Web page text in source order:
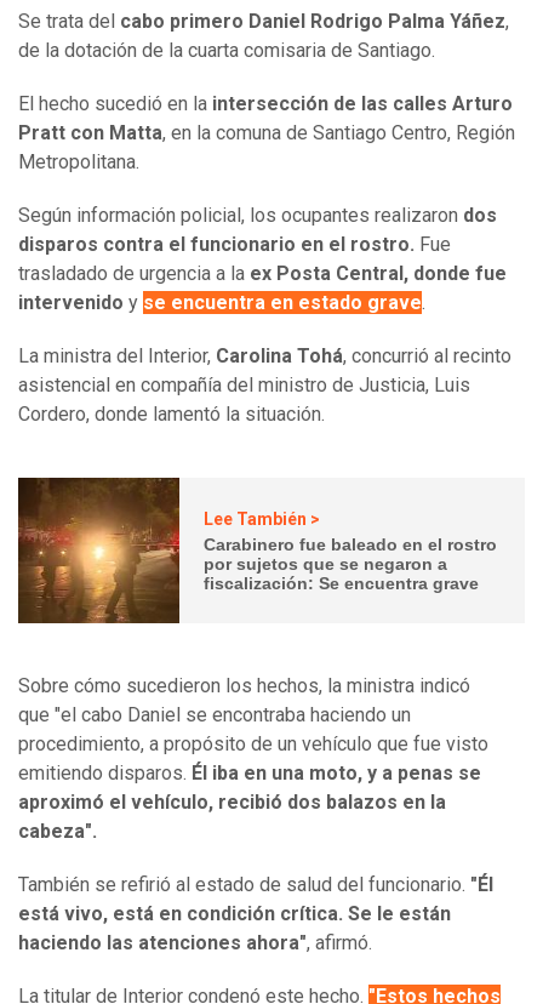
Se trata del cabo primero Daniel Rodrigo Palma Yáñez,
de la dotación de la cuarta comisaria de Santiago.
El hecho sucedió en la intersección de las calles Arturo
Pratt con Matta, en la comuna de Santiago Centro, Región
Metropolitana.
Según información policial, los ocupantes realizaron dos
disparos contra el funcionario en el rostro. Fue
trasladado de urgencia a la ex Posta Central, donde fue
intervenido y se encuentra en estado grave.
La ministra del Interior, Carolina Tohá, concurrió al recinto
asistencial en compañía del ministro de Justicia, Luis
Cordero, donde lamentó la situación.
Lee También >
Carabinero fue baleado en el rostro
por sujetos que se negaron a
fiscalización: Se encuentra grave
Sobre cómo sucedieron los hechos, la ministra indicó
que "el cabo Daniel se encontraba haciendo un
procedimiento, a propósito de un vehículo que fue visto
emitiendo disparos. Él iba en una moto, y a penas se
aproximó el vehículo, recibió dos balazos en la
cabeza".
También se refirió al estado de salud del funcionario. "Él
está vivo, está en condición crítica. Se le están
haciendo las atenciones ahora", afirmó.
La titular de Interior condenó este hecho. "Estos hechos